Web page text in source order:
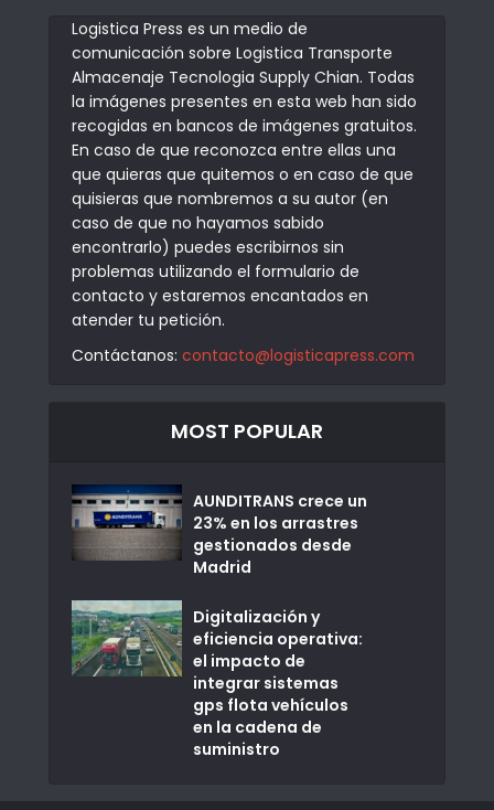
Logistica Press es un medio de
comunicación sobre Logistica Transporte
Almacenaje Tecnologia Supply Chian. Todas
la imágenes presentes en esta web han sido
recogidas en bancos de imágenes gratuitos.
En caso de que reconozca entre ellas una
que quieras que quitemos o en caso de que
quisieras que nombremos a su autor (en
caso de que no hayamos sabido
encontrarlo) puedes escribirnos sin
problemas utilizando el formulario de
contacto y estaremos encantados en
atender tu petición.
Contáctanos: contacto@logisticapress.com
MOST POPULAR
AUNDITRANS crece un
23% en los arrastres
gestionados desde
Madrid
Digitalización y
eficiencia operativa:
el impacto de
integrar sistemas
gps flota vehículos
en la cadena de
suministro